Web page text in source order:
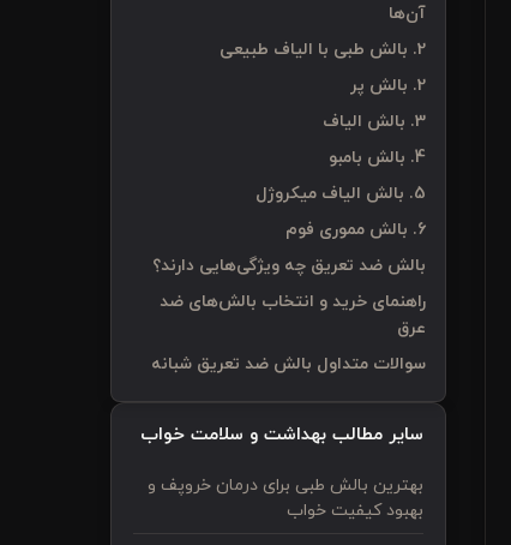
آن‌ها
2. بالش طبی با الیاف طبیعی
2. بالش پر
3. بالش الیاف
4. بالش بامبو
5. بالش الیاف میکروژل
6. بالش مموری فوم
بالش ضد تعریق چه ویژگی‌هایی دارند؟
راهنمای خرید و انتخاب بالش‌های ضد
عرق
سوالات متداول بالش ضد تعریق شبانه
سایر مطالب بهداشت و سلامت خواب
بهترین بالش طبی برای درمان خروپف و
بهبود کیفیت خواب